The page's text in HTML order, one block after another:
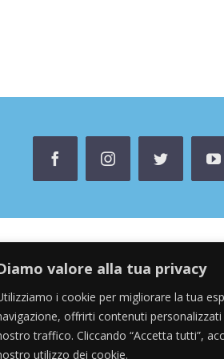
valore alla tua privacy
i cookie per migliorare la tua
offrirti contenuti personalizzati
traffico. Cliccando “Accetta tutti”,
utilizzo dei cookie.
facebookinstagramtwitter